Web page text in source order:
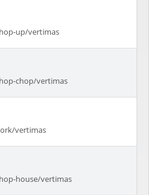
up/vertimas
chop/vertimas
vertimas
house/vertimas